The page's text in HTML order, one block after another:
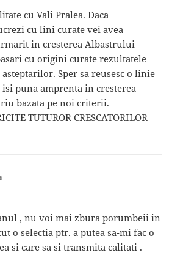
cu Vali Pralea. Daca
cu lini curate vei avea
in cresterea Albastrului
cu origini curate rezultatele
Sper sa reusesc o linie
puna amprenta in cresterea
bazata pe noi criterii.
TUTUROR CRESCATORILOR
, nu voi mai zbura porumbeii in
o selectia ptr. a putea sa-mi fac o
si care sa si transmita calitati .